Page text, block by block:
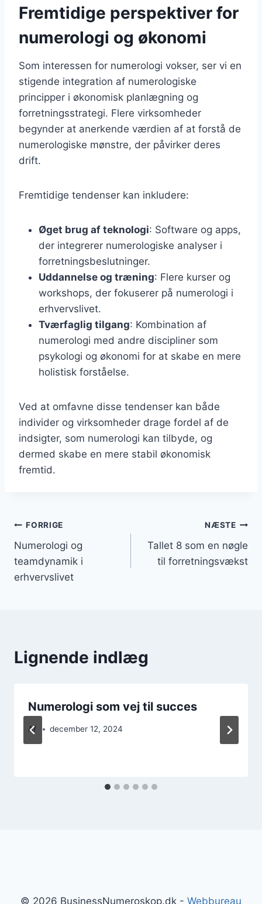
Fremtidige perspektiver for
numerologi og økonomi
Som interessen for numerologi vokser, ser vi en
stigende integration af numerologiske
principper i økonomisk planlægning og
forretningsstrategi. Flere virksomheder
begynder at anerkende værdien af at forstå de
numerologiske mønstre, der påvirker deres
drift.
Fremtidige tendenser kan inkludere:
Øget brug af teknologi: Software og apps,
der integrerer numerologiske analyser i
forretningsbeslutninger.
Uddannelse og træning: Flere kurser og
workshops, der fokuserer på numerologi i
erhvervslivet.
Tværfaglig tilgang: Kombination af
numerologi med andre discipliner som
psykologi og økonomi for at skabe en mere
holistisk forståelse.
Ved at omfavne disse tendenser kan både
individer og virksomheder drage fordel af de
indsigter, som numerologi kan tilbyde, og
dermed skabe en mere stabil økonomisk
fremtid.
Indlægsnavigation
FORRIGE
Numerologi og
teamdynamik i
erhvervslivet
NÆSTE
Tallet 8 som en nøgle
til forretningsvækst
Lignende indlæg
Numerologi som vej til succes
Af december 12, 2024
© 2026 BusinessNumeroskop.dk - Webbureau